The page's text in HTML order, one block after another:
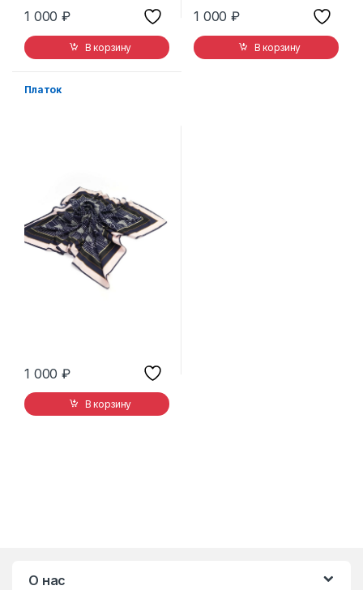
1 000₽
В корзину
1 000₽
В корзину
Платок
1 000₽
В корзину
О нас